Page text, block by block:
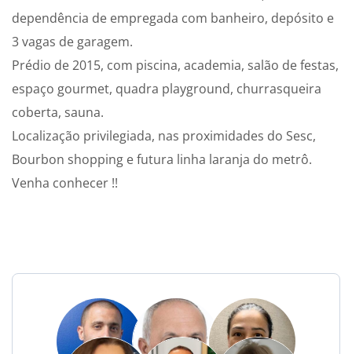
dependência de empregada com banheiro, depósito e
3 vagas de garagem.
Prédio de 2015, com piscina, academia, salão de festas,
espaço gourmet, quadra playground, churrasqueira
coberta, sauna.
Localização privilegiada, nas proximidades do Sesc,
Bourbon shopping e futura linha laranja do metrô.
Venha conhecer !!